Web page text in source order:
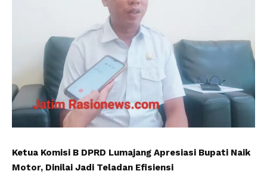
Ketua Komisi B DPRD Lumajang Apresiasi Bupati Naik
Motor, Dinilai Jadi Teladan Efisiensi